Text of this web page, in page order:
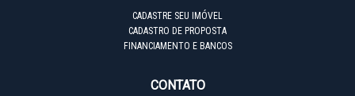
CADASTRE SEU IMÓVEL
CADASTRO DE PROPOSTA
FINANCIAMENTO E BANCOS
CONTATO